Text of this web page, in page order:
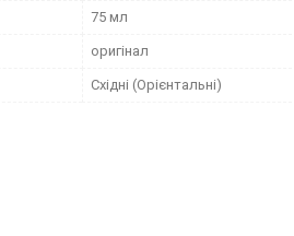
75 мл
оригінал
Східні (Орієнтальні)